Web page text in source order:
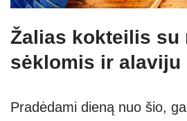
Žalias kokteilis su
sėklomis ir alaviju
Pradėdami dieną nuo šio,